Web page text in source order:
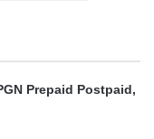
Prepaid Postpaid,